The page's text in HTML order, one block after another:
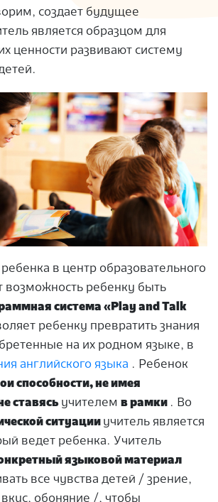
создает будущее
является образцом для
ценности развивают систему
в центр образовательного
возможность ребенку быть
система «Play and Talk
ребенку превратить знания
на их родном языке, в
английского языка . Ребенок
способности, не имея
ставясь учителем в рамки . Во
ситуации учитель является
ведет ребенка. Учитель
языковой материал
все чувства детей / зрение,
вкус, обоняние /, чтобы